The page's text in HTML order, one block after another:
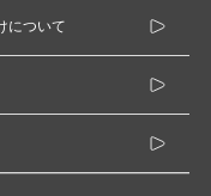
について